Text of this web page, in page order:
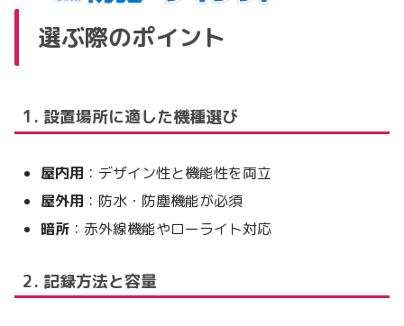
選ぶ際のポイント
1. 設置場所に適した機種選び
屋内用 ：デザイン性と機能性を両立
屋外用 ：防水・防塵機能が必須
暗所 ：赤外線機能やローライト対応
2. 記録方法と容量